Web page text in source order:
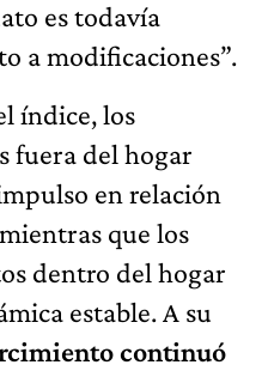
es todavía
a modificaciones”.
índice, los
fuera del hogar
en relación
que los
dentro del hogar
estable. A su
continuó